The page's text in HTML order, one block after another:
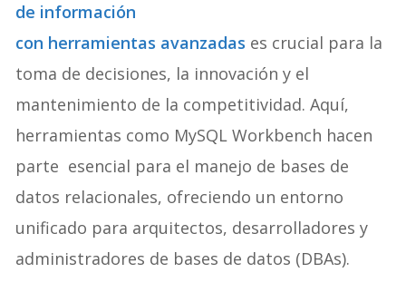
de información
con herramientas avanzadas es crucial para la
toma de decisiones, la innovación y el
mantenimiento de la competitividad. Aquí,
herramientas como MySQL Workbench hacen
parte esencial para el manejo de bases de
datos relacionales, ofreciendo un entorno
unificado para arquitectos, desarrolladores y
administradores de bases de datos (DBAs).